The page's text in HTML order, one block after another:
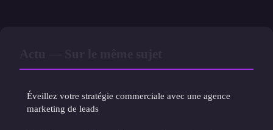
Éveillez votre stratégie commerciale avec une agence
marketing de leads